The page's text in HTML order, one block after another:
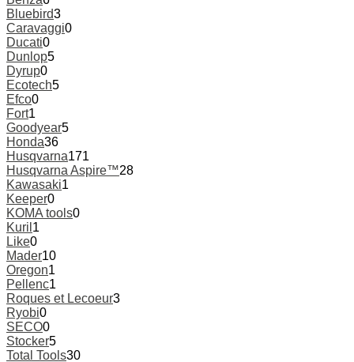
Bluebird3
Caravaggi0
Ducati0
Dunlop5
Dyrup0
Ecotech5
Efco0
Fort1
Goodyear5
Honda36
Husqvarna171
Husqvarna Aspire™28
Kawasaki1
Keeper0
KOMA tools0
Kuril 1
Like0
Mader10
Oregon1
Pellenc1
Roques et Lecoeur3
Ryobi0
SECO0
Stocker5
Total Tools30